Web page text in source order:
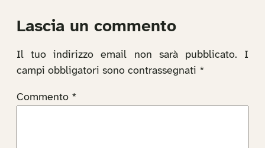
Lascia un commento
Il tuo indirizzo email non sarà pubblicato.
I
campi obbligatori sono contrassegnati *
Commento *